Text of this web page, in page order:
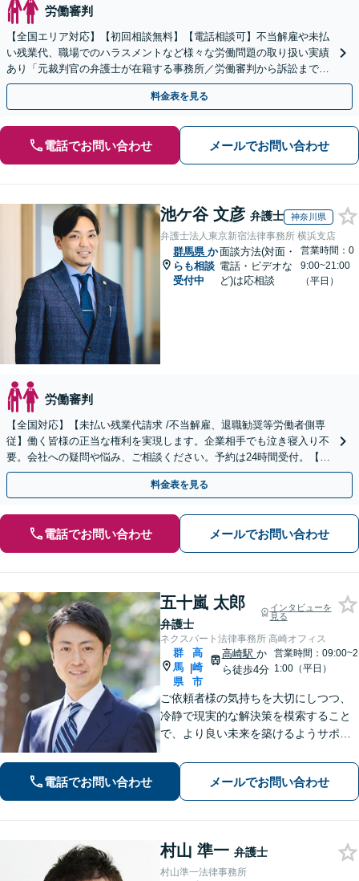
労働審判
【全国エリア対応】【初回相談無料】【電話相談可】不当解雇や未払
い残業代、職場でのハラスメントなど様々な労働問題の取り扱い実績
あり「元裁判官の弁護士が在籍する事務所／労働審判から訴訟まで、
裁判官経験を活かした最適な戦略を立案」
料金表を見る
電話でお問い合わせ メールでお問い合わせ
池ケ谷 文彦 弁護士 神奈川県
弁護士法人東京新宿法律事務所 横浜支店
群馬県 か
らも相談
受付中
面談方法(対面・
電話・ビデオな
ど)は応相談
営業時間：0
9:00~21:00
（平日）
労働審判
【全国対応】【未払い残業代請求 /不当解雇、退職勧奨等労働者側専
従】働く皆様の正当な権利を実現します。企業相手でも泣き寝入り不
要。会社への疑問や悩み、ご相談ください。予約は24時間受付。【初
回面談無料】【夜間・休日対応可】
料金表を見る
電話でお問い合わせ メールでお問い合わせ
五十嵐 太郎
弁護士
インタビューを
見る
ネクスパート法律事務所 高崎オフィス
群
馬
県
|
高
崎
市
高崎駅 か
ら徒歩4分
営業時間：09:00~2
1:00（平日）
ご依頼者様の気持ちを大切にしつつ、
冷静で現実的な解決策を模索すること
で、より良い未来を築けるようサポー
女問題や債務整理、交通事故など、ど
のようなトラブルでも安心してご相談
ください。【夜間休日対応可】
電話でお問い合わせ メールでお問い合わせ
村山 準一 弁護士
村山準一法律事務所